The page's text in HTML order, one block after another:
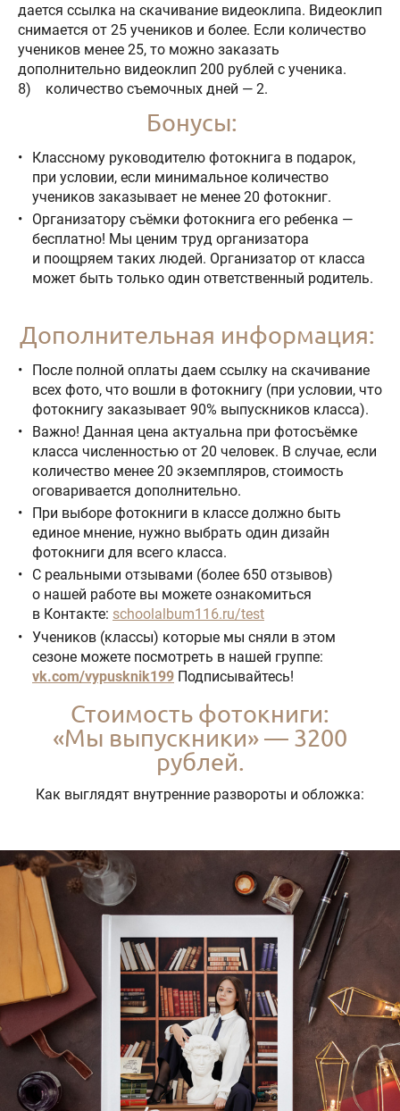
дается ссылка на скачивание видеоклипа. Видеоклип
снимается от 25 учеников и более. Если количество
учеников менее 25, то можно заказать
дополнительно видеоклип 200 рублей с ученика.
8) количество съемочных дней — 2.
Бонусы:
Классному руководителю фотокнига в подарок,
при условии, если минимальное количество
учеников заказывает не менее 20 фотокниг.
Организатору съёмки фотокнига его ребенка —
бесплатно! Мы ценим труд организатора
и поощряем таких людей. Организатор от класса
может быть только один ответственный родитель.
Дополнительная информация:
После полной оплаты даем ссылку на скачивание
всех фото, что вошли в фотокнигу (при условии, что
фотокнигу заказывает 90% выпускников класса).
Важно! Данная цена актуальна при фотосъёмке
класса численностью от 20 человек. В случае, если
количество менее 20 экземпляров, стоимость
оговаривается дополнительно.
При выборе фотокниги в классе должно быть
единое мнение, нужно выбрать один дизайн
фотокниги для всего класса.
С реальными отзывами (более 650 отзывов)
о нашей работе вы можете ознакомиться
в Контакте: schoolalbum116.ru/test
Учеников (классы) которые мы сняли в этом
сезоне можете посмотреть в нашей группе:
vk.com/vypusknik199 Подписывайтесь!
Стоимость фотокниги:
«Мы выпускники» — 3200
рублей.
Как выглядят внутренние развороты и обложка: